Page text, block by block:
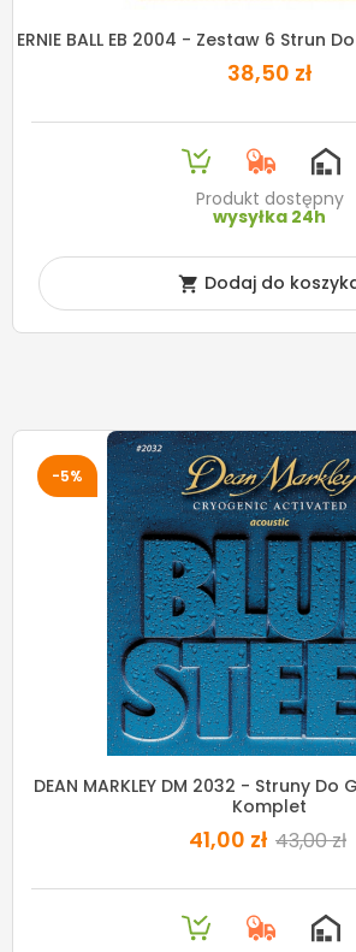
ERNIE BALL EB 2004 - Zestaw 6 Strun
38,50 zł
Produkt dostępny
wysyłka 24h
 Dodaj do
-5%
DEAN MARKLEY DM 2032 - Struny
Komplet
41,00 zł 43,00 zł